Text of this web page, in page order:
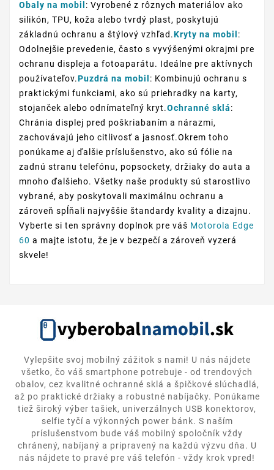
Obaly na mobil : Vyrobené z rôznych materiálov ako
silikón, TPU, koža alebo tvrdý plast, poskytujú
základnú ochranu a štýlový vzhľad.Kryty na mobil :
Odolnejšie prevedenie, často s vyvýšenými okrajmi pre
ochranu displeja a fotoaparátu. Ideálne pre aktívnych
používateľov.Puzdrá na mobil : Kombinujú ochranu s
praktickými funkciami, ako sú priehradky na karty,
stojanček alebo odnímateľný kryt.Ochranné sklá:
Chránia displej pred poškriabaním a nárazmi,
zachovávajú jeho citlivosť a jasnosť.Okrem toho
ponúkame aj ďalšie príslušenstvo, ako sú fólie na
zadnú stranu telefónu, popsockety, držiaky do auta a
mnoho ďalšieho. Všetky naše produkty sú starostlivo
vybrané, aby poskytovali maximálnu ochranu a
zároveň spĺňali najvyššie štandardy kvality a dizajnu.
Vyberte si ten správny doplnok pre váš Motorola Edge
60 a majte istotu, že je v bezpečí a zároveň vyzerá
skvele!
Vylepšite svoj mobilný zážitok s nami! U nás nájdete
všetko, čo váš smartphone potrebuje - od trendových
obalov, cez kvalitné ochranné sklá a špičkové slúchadlá,
až po praktické držiaky a robustné nabíjačky. Ponúkame
tiež široký výber tašiek, univerzálnych USB konektorov,
selfie tyčí a výkonných power bánk. S naším
príslušenstvom bude váš mobilný spoločník vždy
chránený, nabíjaný a pripravený na každú výzvu dňa. U
nás nájdete to pravé pre váš telefón - vždy krok vpred!